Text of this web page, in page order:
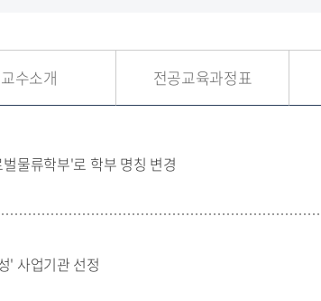
교수소개 전공교육과정표
물류학부'로 학부 명칭 변경
' 사업기관 선정